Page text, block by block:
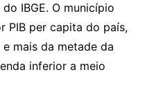
IBGE. O município
PIB per capita do país,
e mais da metade da
inferior a meio